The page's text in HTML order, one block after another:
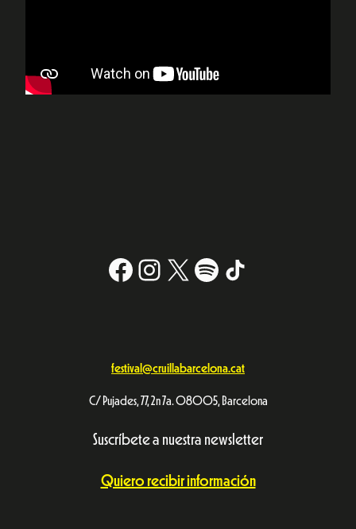
Facebook
Instagram
X # TikTok
festival@cruillabarcelona.cat
C/ Pujades, 77, 2n 7a. 08005, Barcelona
Suscríbete a nuestra newsletter
Quiero recibir información